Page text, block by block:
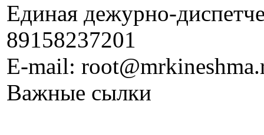
Единая дежурно-
89158237201
E-mail:
Важные сылки